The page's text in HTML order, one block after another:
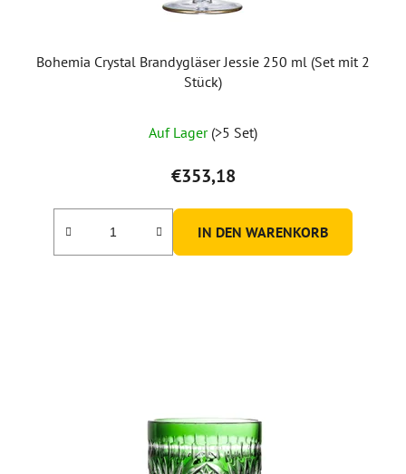
Bohemia Crystal Brandygläser Jessie 250 ml (Set mit 2
Stück)
Auf Lager (>5 Set)
€353,18
IN DEN WARENKORB